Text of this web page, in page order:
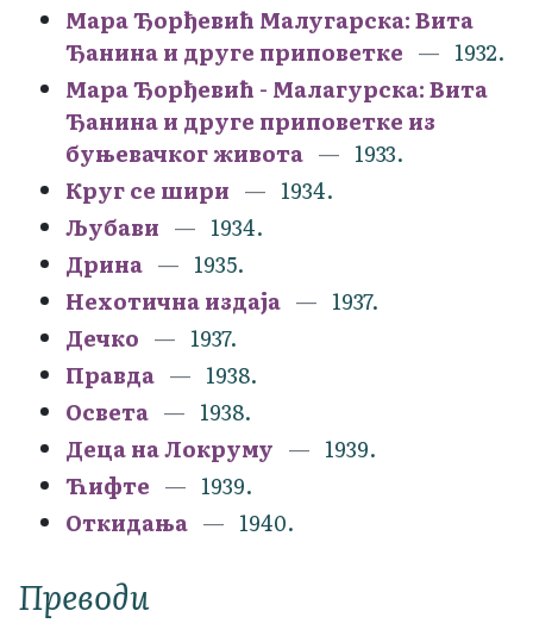
Мара Ђорђевић Малугарска: Вита
Ђанина и друге приповетке
1932.
Мара Ђорђевић - Малагурска: Вита
Ђанина и друге приповетке из
буњевачког живота
1933.
Круг се шири
1934.
Љубави
1934.
Дрина
1935.
Нехотична издаја
1937.
Дечко
1937.
Правда
1938.
Освета
1938.
Деца на Локруму
1939.
Ћифте
1939.
Откидања
1940.
Преводи